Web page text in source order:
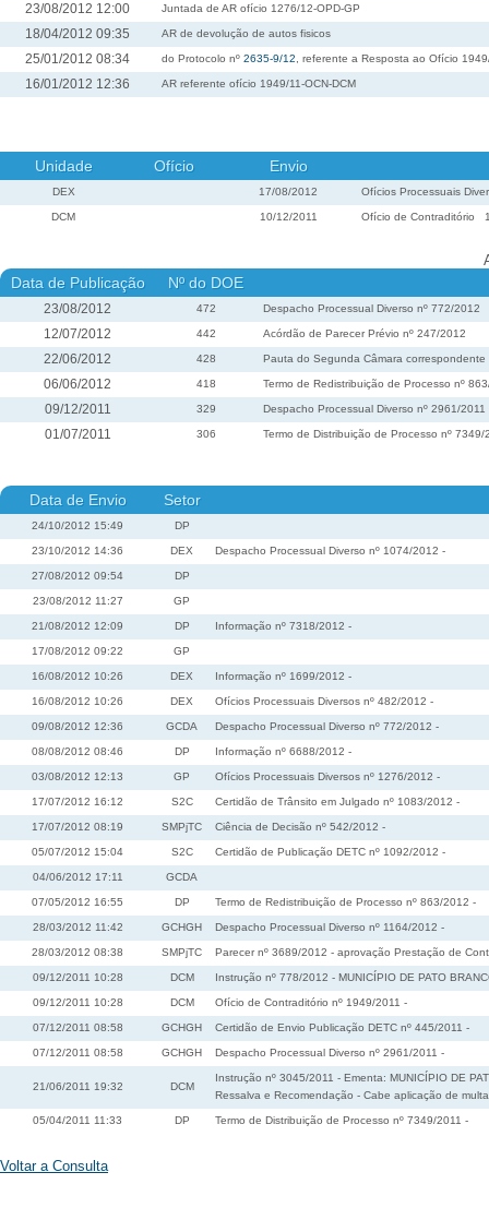
23/08/2012 12:00 Juntada de AR ofício 1276/12-OPD-GP
18/04/2012 09:35 AR de devolução de autos fisicos
25/01/2012 08:34 do Protocolo nº 2635-9/12 , referente a Resposta ao Ofício
16/01/2012 12:36 AR referente ofício 1949/11-OCN-DCM
Unidade Ofício Envio
DEX 17/08/2012 Ofícios Processuais
DCM 10/12/2011 Ofício de Contraditório
Data de Publicação Nº do DOE
23/08/2012 472 Despacho Processual Diverso nº 772/2012
12/07/2012 442 Acórdão de Parecer Prévio nº 247/2012
22/06/2012 428 Pauta do Segunda Câmara
06/06/2012 418 Termo de Redistribuição de Processo nº
09/12/2011 329 Despacho Processual Diverso nº 2961/2011
01/07/2011 306 Termo de Distribuição de Processo nº 7349/
Data de Envio Setor
24/10/2012 15:49 DP
23/10/2012 14:36 DEX Despacho Processual Diverso nº 1074/2012 -
27/08/2012 09:54 DP
23/08/2012 11:27 GP
21/08/2012 12:09 DP Informação nº 7318/2012 -
17/08/2012 09:22 GP
16/08/2012 10:26 DEX Informação nº 1699/2012 -
16/08/2012 10:26 DEX Ofícios Processuais Diversos nº 482/2012 -
09/08/2012 12:36 GCDA Despacho Processual Diverso nº 772/2012 -
08/08/2012 08:46 DP Informação nº 6688/2012 -
03/08/2012 12:13 GP Ofícios Processuais Diversos nº 1276/2012 -
17/07/2012 16:12 S2C Certidão de Trânsito em Julgado nº 1083/2012 -
17/07/2012 08:19 SMPjTC Ciência de Decisão nº 542/2012 -
05/07/2012 15:04 S2C Certidão de Publicação DETC nº 1092/2012 -
04/06/2012 17:11 GCDA
07/05/2012 16:55 DP Termo de Redistribuição de Processo nº 863/2012 -
28/03/2012 11:42 GCHGH Despacho Processual Diverso nº 1164/2012 -
28/03/2012 08:38 SMPjTC Parecer nº 3689/2012 - aprovação Prestação de
09/12/2011 10:28 DCM Instrução nº 778/2012 - MUNICÍPIO DE PATO
09/12/2011 10:28 DCM Ofício de Contraditório nº 1949/2011 -
07/12/2011 08:58 GCHGH Certidão de Envio Publicação DETC nº 445/2011 -
07/12/2011 08:58 GCHGH Despacho Processual Diverso nº 2961/2011 -
21/06/2011 19:32 DCM
Instrução nº 3045/2011 - Ementa: MUNICÍPIO DE
Ressalva e Recomendação - Cabe aplicação de
05/04/2011 11:33 DP Termo de Distribuição de Processo nº 7349/2011 -
Voltar a Consulta